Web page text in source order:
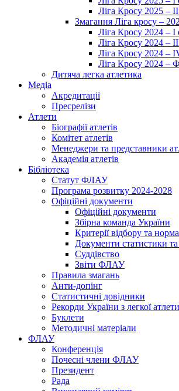
Ліга Кросу 2025 – II
Змагання Ліга кросу –
Ліга Кросу 2024 – I
Ліга Кросу 2024 –
Ліга Кросу 2024 –
Ліга Кросу 2024 –
Дитяча легка атлетика
Медіа
Акредитації
Пресрелізи
Атлети
Біографії атлетів
Комітет атлетів
Менеджери та представники
Академія атлетів
Бібліотека
Статут ФЛАУ
Програма розвитку 2024-2028
Офіційні документи
Офіційні документи
Збірна команда України
Критерії відбору та
Документи статистики та
Суддівство
Звіти ФЛАУ
Правила змагань
Анти-допінг
Статистичні довідники
Рекорди України з легкої
Буклети
Методичні матеріали
ФЛАУ
Конференція
Почесні члени ФЛАУ
Президент
Рада